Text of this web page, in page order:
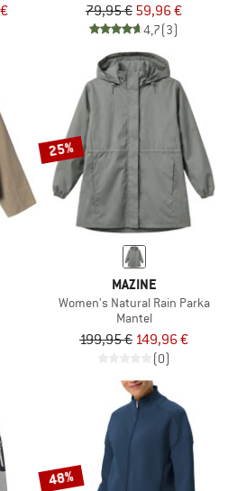
79,95 € 59,96 €
4,7(3)
25%
MAZINE
Women's Natural Rain Parka
Mantel
199,95 € 149,96 €
(0)
48%